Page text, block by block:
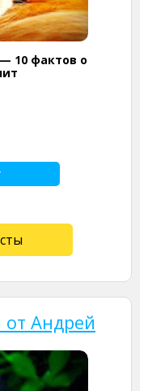
10 фактов о
Андрей